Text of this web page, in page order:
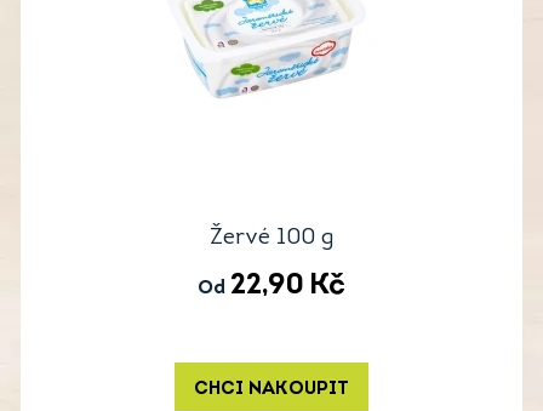
Žervé 100 g
Od 22,90 Kč
CHCI NAKOUPIT